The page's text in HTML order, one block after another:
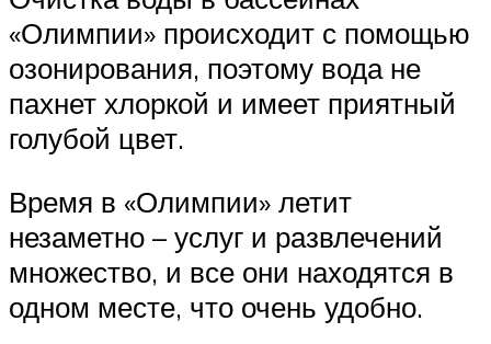
«Олимпии» происходит с помощью
озонирования, поэтому вода не
пахнет хлоркой и имеет приятный
голубой цвет.
Время в «Олимпии» летит
незаметно – услуг и развлечений
множество, и все они находятся в
одном месте, что очень удобно.